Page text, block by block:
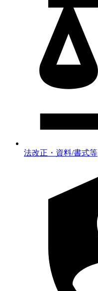
法改正・資料/書式等